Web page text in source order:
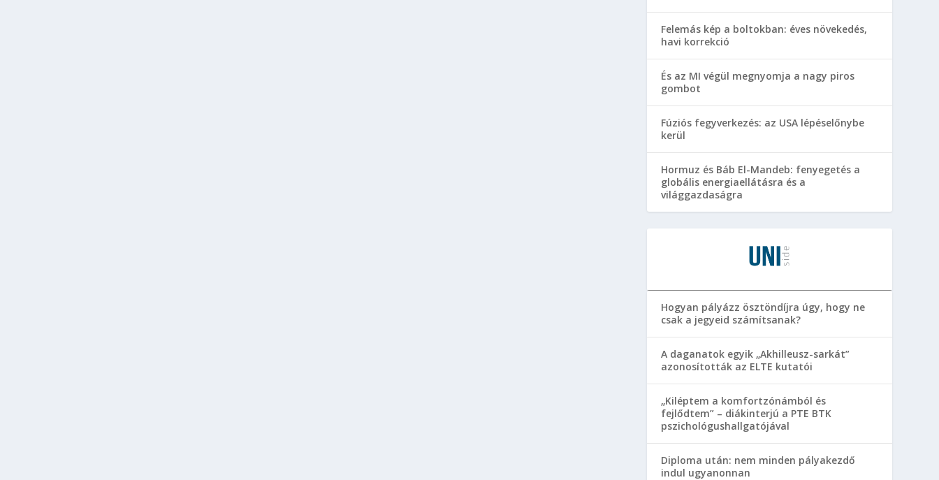
Felemás kép a boltokban: éves növekedés,
havi korrekció
És az MI végül megnyomja a nagy piros
gombot
Fúziós fegyverkezés: az USA lépéselőnybe
kerül
Hormuz és Báb El-Mandeb: fenyegetés a
globális energiaellátásra és a
világgazdaságra
Hogyan pályázz ösztöndíjra úgy, hogy ne
csak a jegyeid számítsanak?
A daganatok egyik „Akhilleusz-sarkát”
azonosították az ELTE kutatói
„Kiléptem a komfortzónámból és
fejlődtem” – diákinterjú a PTE BTK
pszichológushallgatójával
Diploma után: nem minden pályakezdő
indul ugyanonnan